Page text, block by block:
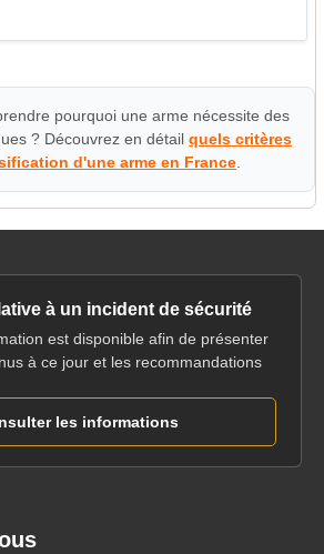
pourquoi une arme nécessite des
? Découvrez en détailquels critères
d'une arme en France
à un incident de sécurité
est disponible afin de présenter
à ce jour et les recommandations
les informations